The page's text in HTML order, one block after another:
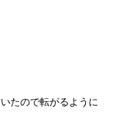
たので転がるように